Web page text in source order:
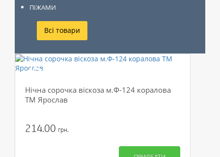
ПІЖАМИ
Всі товари
-50%
Нічна сорочка віскоза м.Ф-124 коралова
ТМ Ярослав
214.00 грн.